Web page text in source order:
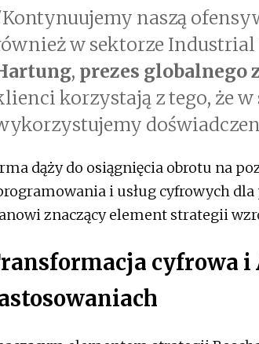
naszą
w sektorze
, prezes globalnego
korzystają z tego, że
dąży do osiągnięcia obrotu na
i usług cyfrowych
znaczący element strategii
cyfrowa i